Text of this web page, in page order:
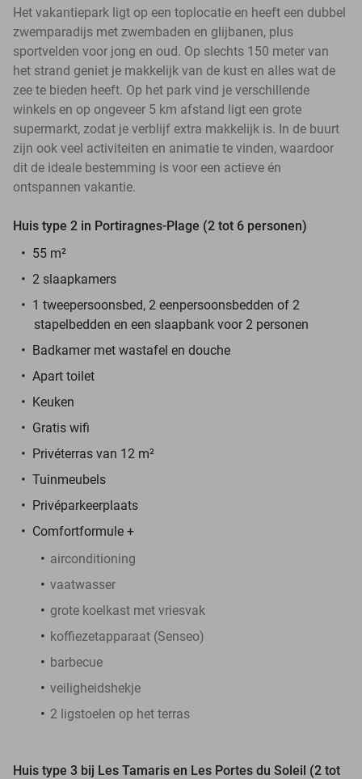
Het vakantiepark ligt op een toplocatie en heeft een dubbel
zwemparadijs met zwembaden en glijbanen, plus
sportvelden voor jong en oud. Op slechts 150 meter van
het strand geniet je makkelijk van de kust en alles wat de
zee te bieden heeft. Op het park vind je verschillende
winkels en op ongeveer 5 km afstand ligt een grote
supermarkt, zodat je verblijf extra makkelijk is. In de buurt
zijn ook veel activiteiten en animatie te vinden, waardoor
dit de ideale bestemming is voor een actieve én
ontspannen vakantie.
Huis type 2 in Portiragnes-Plage (2 tot 6 personen)
55 m²
2 slaapkamers
1 tweepersoonsbed, 2 eenpersoonsbedden of 2
stapelbedden en een slaapbank voor 2 personen
Badkamer met wastafel en douche
Apart toilet
Keuken
Gratis wifi
Privéterras van 12 m²
Tuinmeubels
Privéparkeerplaats
Comfortformule +
airconditioning
vaatwasser
grote koelkast met vriesvak
koffiezetapparaat (Senseo)
barbecue
veiligheidshekje
2 ligstoelen op het terras
Huis type 3 bij Les Tamaris en Les Portes du Soleil (2 tot